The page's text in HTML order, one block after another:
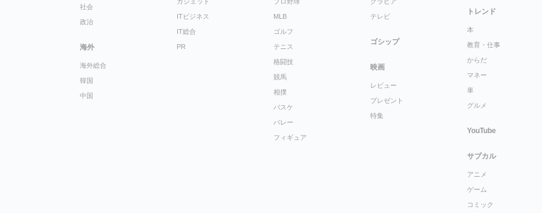
社会
政治
海外
海外総合
韓国
中国
ITビジネス
IT総合
PR
MLB
ゴルフ
テニス
格闘技
競馬
相撲
バスケ
バレー
フィギュア
テレビ
ゴシップ
映画
レビュー
プレゼント
特集
トレンド
本
教育・仕事
からだ
マネー
車
グルメ
YouTube
サブカル
アニメ
ゲーム
コミック